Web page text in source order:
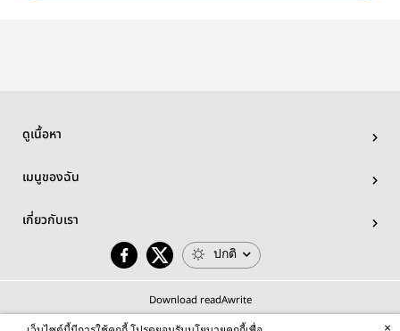
ดูเนื้อหา
เมนูของฉัน
เกี่ยวกับเรา
ปกติ
Download readAwrite
×